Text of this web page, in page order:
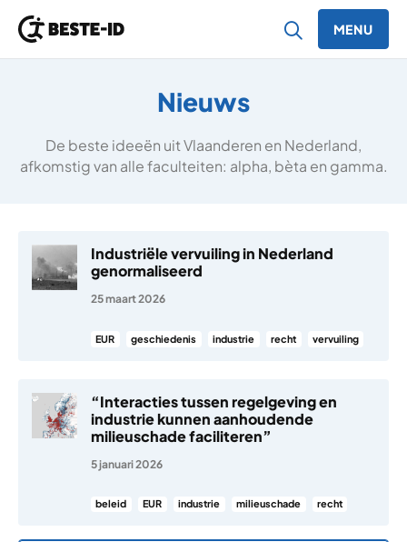
MENU
Nieuws
De beste ideeën uit Vlaanderen en Nederland,
afkomstig van alle faculteiten: alpha, bèta en gamma.
Industriële vervuiling in Nederland
genormaliseerd
25 maart 2026
EUR geschiedenis industrie recht vervuiling
“Interacties tussen regelgeving en
industrie kunnen aanhoudende
milieuschade faciliteren”
5 januari 2026
beleid EUR industrie milieuschade recht